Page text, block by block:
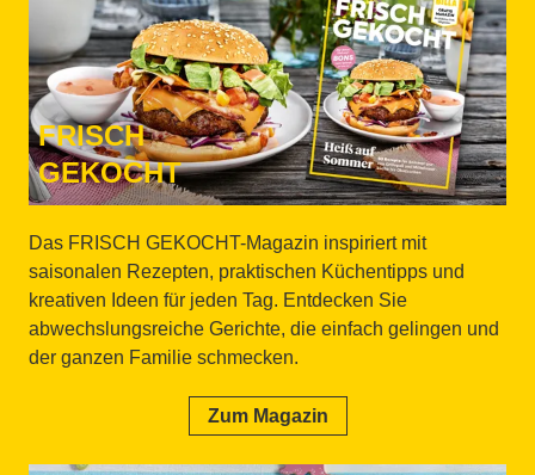
FRISCH
GEKOCHT
Das FRISCH GEKOCHT-Magazin inspiriert mit
saisonalen Rezepten, praktischen Küchentipps und
kreativen Ideen für jeden Tag. Entdecken Sie
abwechslungsreiche Gerichte, die einfach gelingen und
der ganzen Familie schmecken.
Zum Magazin